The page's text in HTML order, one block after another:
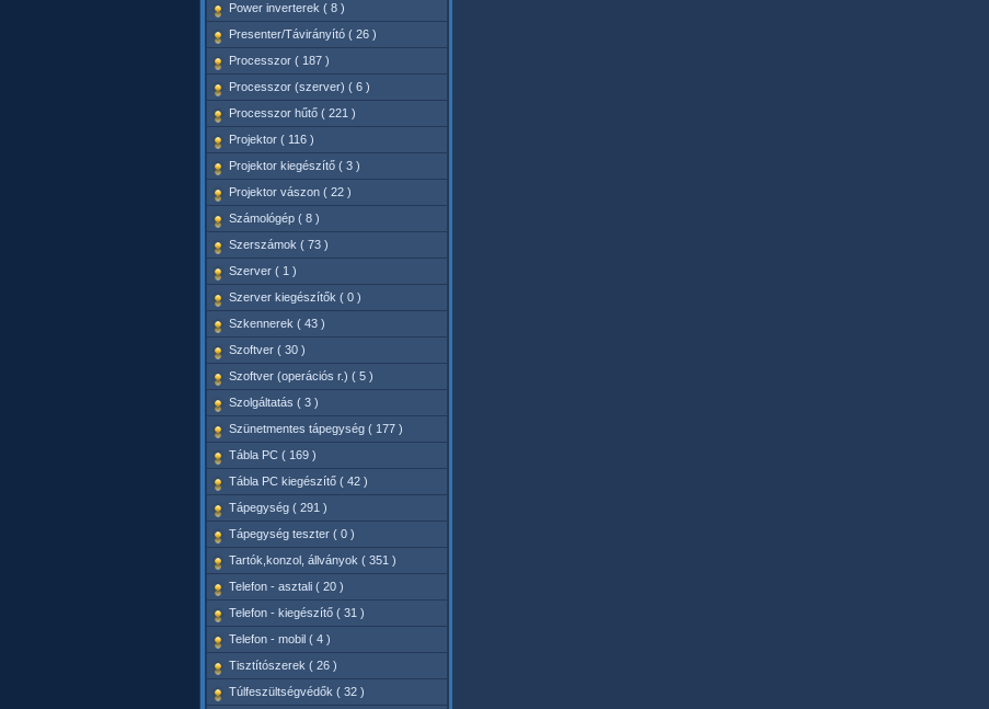
Power inverterek ( 8 )
Presenter/Távirányító ( 26 )
Processzor ( 187 )
Processzor (szerver) ( 6 )
Processzor hűtő ( 221 )
Projektor ( 116 )
Projektor kiegészítő ( 3 )
Projektor vászon ( 22 )
Számológép ( 8 )
Szerszámok ( 73 )
Szerver ( 1 )
Szerver kiegészítők ( 0 )
Szkennerek ( 43 )
Szoftver ( 30 )
Szoftver (operációs r.) ( 5 )
Szolgáltatás ( 3 )
Szünetmentes tápegység ( 177 )
Tábla PC ( 169 )
Tábla PC kiegészítő ( 42 )
Tápegység ( 291 )
Tápegység teszter ( 0 )
Tartók,konzol, állványok ( 351 )
Telefon - asztali ( 20 )
Telefon - kiegészítő ( 31 )
Telefon - mobil ( 4 )
Tisztítószerek ( 26 )
Túlfeszültségvédők ( 32 )